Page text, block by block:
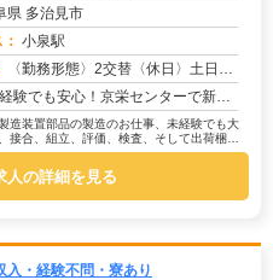
県 多治見市
小泉駅
〈勤務形態〉2交替〈休日〉土日★ＧＷ★夏季休暇★冬季休暇★年末年始
安心！京栄センターで新しい一歩を踏み出してみませんか？→ 2000人以上の紹介実績があり、毎日多くの方を...
造装置部品の製造のお仕事、未経験でも大
合、組立、評価、検査、そして出荷梱包
人の詳細を見る
入・経験不問・寮あり